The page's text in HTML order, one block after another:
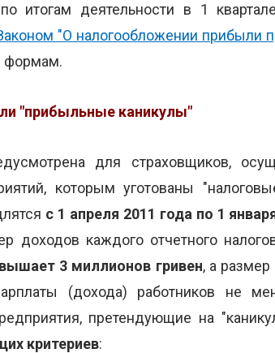
итогам деятельности в 1
"О налогообложении прибыли
формам.
"прибыльные каникулы"
для страховщиков,
которым уготованы
с 1 апреля 2011 года по 1
доходов каждого отчетного
3 миллионов гривен, а
(дохода) работников не
претендующие на
критериев: